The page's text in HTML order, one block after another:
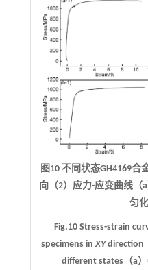
图10 不同状态GH4169合
向（2）应力-应变曲线（
匀
Fig.10 Stress-strain
specimens inXYdirection
different states（a